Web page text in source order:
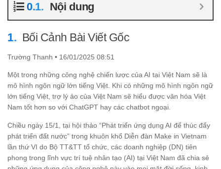
Nội dung
Bối Cảnh Bài Viết Gốc
Trường Thanh • 16/01/2025 08:51
Một trong những công nghệ chiến lược của AI tại Việt Nam sẽ là
mô hình ngôn ngữ lớn tiếng Việt. Khi có những mô hình ngôn ngữ
lớn tiếng Việt, trợ lý ảo của Việt Nam sẽ hiểu được văn hóa Việt
Nam tốt hơn so với ChatGPT hay các chatbot ngoại.
Chiều ngày 15/1, tại hội thảo “Phát triển ứng dụng AI để thúc đẩy
phát triển đất nước” trong khuôn khổ Diễn đàn Make in Vietnam
lần thứ VI do Bộ TT&TT tổ chức, các doanh nghiệp (DN) tiên
phong trong lĩnh vực trí tuệ nhân tạo (AI) tại Việt Nam đã chia sẻ